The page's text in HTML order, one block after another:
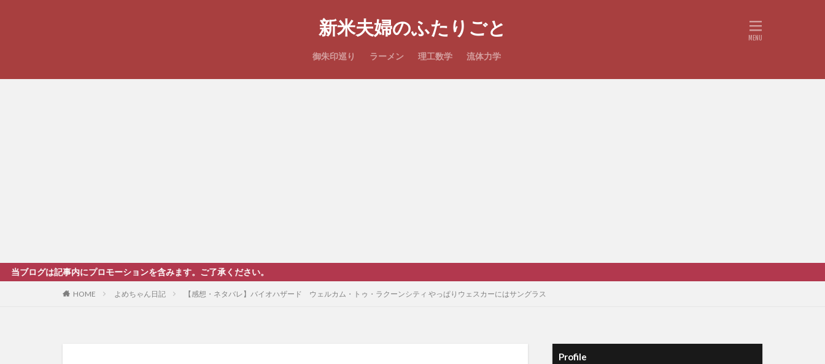
新米夫婦のふたりごと
御朱印巡り ラーメン 理工数学 流体力学
事内にプロモーションを含みます。ご了承ください。
HOME よめちゃん日記 【感想・ネタバレ】バイオハザード ウェルカム・トゥ・ラクーンシティ やっぱりウェスカーにはサングラス
Profile